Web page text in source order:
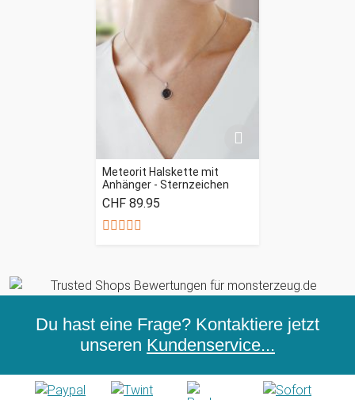
Meteorit Halskette mit
Anhänger - Sternzeichen
CHF 89.95
Du hast eine Frage? Kontaktiere jetzt
unseren Kundenservice...